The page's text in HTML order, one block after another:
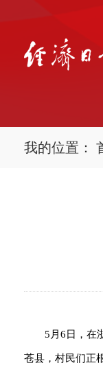
我的位置：
5月6日，在
苍县，村民们正